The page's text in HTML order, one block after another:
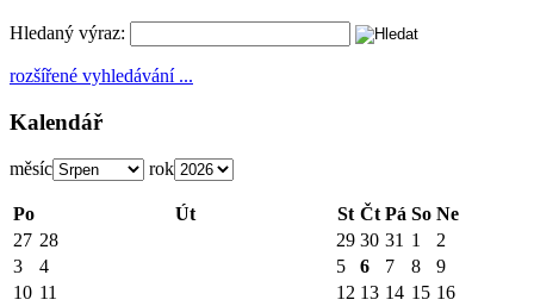
Hledaný výraz:
rozšířené vyhledávání ...
Kalendář
měsíc rok
Po Út St Čt Pá So Ne
27 28 29 30 31 1
2
3
4 5 6 7 8
9
10 11 12 13 14 15 16